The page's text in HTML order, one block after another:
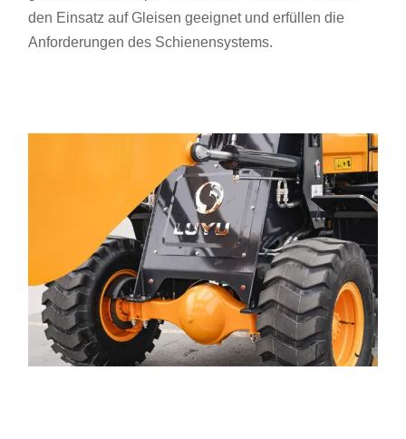
den Einsatz auf Gleisen geeignet und erfüllen die
Anforderungen des Schienensystems.